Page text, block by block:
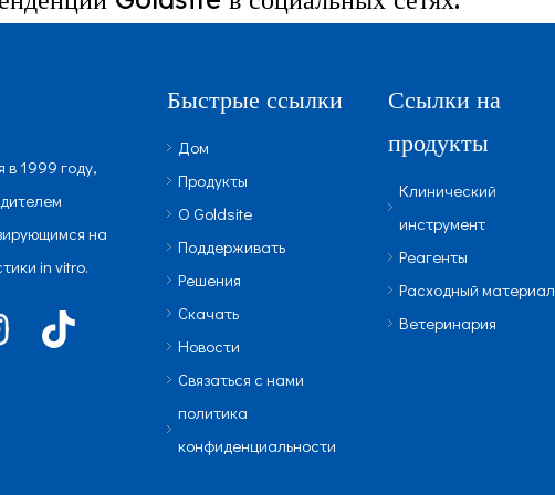
1999 году,
на
in vitro.
Быстрые ссылки
Дом
Продукты
О Goldsite
Поддерживать
Решения
Скачать
Новости
Связаться с нами
политика
конфиденциальности
Ссылки на
продукты
Клинический
инструмент
Реагенты
Расходный материал
Ветеринария